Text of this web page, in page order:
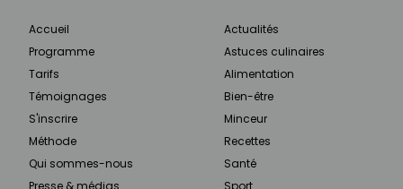
Accueil
Programme
Tarifs
Témoignages
S'inscrire
Méthode
Qui sommes-nous
Presse & médias
Actualités
Astuces culinaires
Alimentation
Bien-être
Minceur
Recettes
Santé
Sport